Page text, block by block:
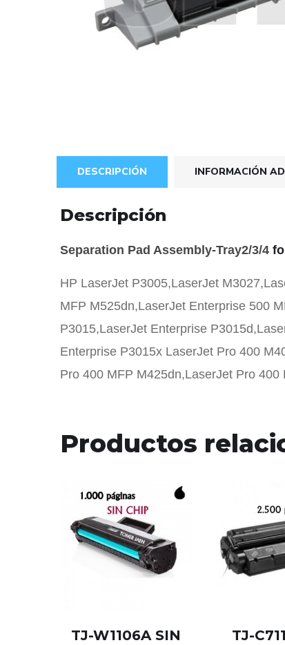
DESCRIPCIÓN INFORMACIÓN
Descripción
Separation Pad Assembly-Tray2/3/4
HP LaserJet P3005,LaserJet
MFP M525dn,LaserJet Enterprise 500
P3015,LaserJet Enterprise
Enterprise P3015x LaserJet Pro 400
Pro 400 MFP M425dn,LaserJet Pro 400
Productos
TJ-W1106A SIN
TJ-